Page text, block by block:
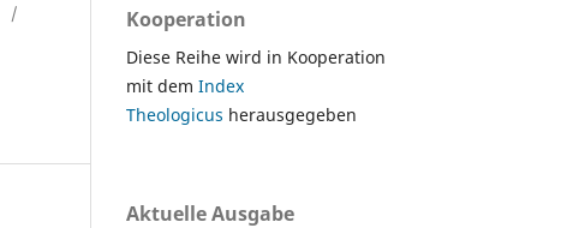
/
Kooperation
Diese Reihe wird in Kooperation
mit dem Index
Theologicus herausgegeben
Aktuelle Ausgabe